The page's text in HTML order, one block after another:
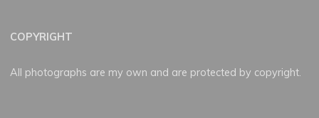
COPYRIGHT
All photographs are my own and are protected by copyright.